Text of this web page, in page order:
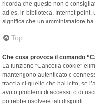
ricorda che questo non è
ad es. in biblioteca, Internet point,
significa che un amministratore
Top
Che cosa provoca il comando
La funzione “Cancella cookie”
mantengono autenticato e
traccia di quello che hai letto, se
avuto problemi di accesso o di
potrebbe risolvere tali disguidi.